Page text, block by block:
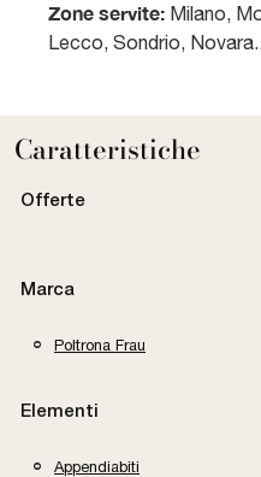
Zone servite: Milano,
Lecco, Sondrio,
Caratteristiche
Offerte
Marca
Poltrona Frau
Elementi
Appendiabiti